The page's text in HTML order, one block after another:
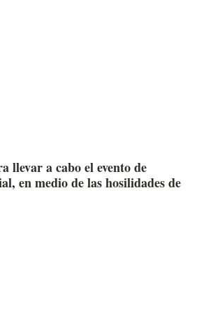
llevar a cabo el evento de
en medio de las hosilidades de